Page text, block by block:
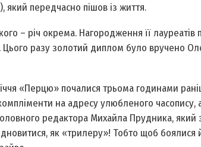
який передчасно пішов із життя.
– річ окрема. Нагородження її
Цього разу золотий диплом було вручено
«Перцю» почалися трьома годинами
на адресу улюбленого часопису,
редактора Михайла Прудника, який
як «трилеру»! Тобто щоб боялися